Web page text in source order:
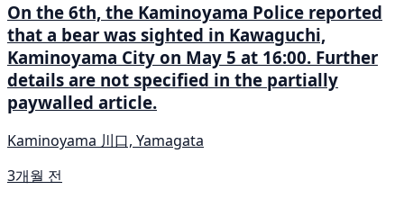
On the 6th, the Kaminoyama Police reported
that a bear was sighted in Kawaguchi,
Kaminoyama City on May 5 at 16:00. Further
details are not specified in the partially
paywalled article.
Kaminoyama 川口, Yamagata
3개월 전